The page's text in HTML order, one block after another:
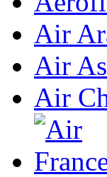
Air
Air
Air